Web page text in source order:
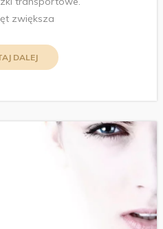
zwiększa
DALEJ